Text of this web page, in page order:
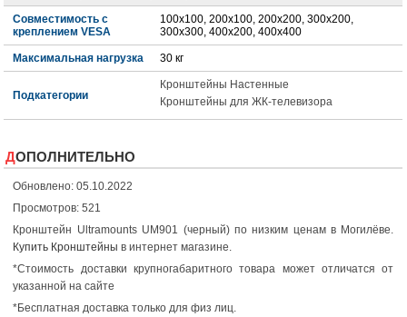
Совместимость с
креплением VESA
100x100, 200x100, 200x200, 300x200,
300x300, 400x200, 400x400
Максимальная нагрузка 30 кг
Подкатегории
Кронштейны Настенные
Кронштейны для ЖК-телевизора
ДОПОЛНИТЕЛЬНО
Обновлено: 05.10.2022
Просмотров: 521
Кронштейн Ultramounts UM901 (черный) по низким ценам в Могилёве.
Купить Кронштейны в интернет магазине.
*Стоимость доставки крупногабаритного товара может отличатся от
указанной на сайте
*Бесплатная доставка только для физ лиц.